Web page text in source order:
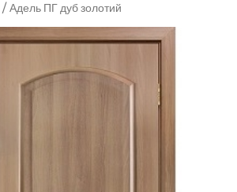
/ Адель ПГ дуб золотий